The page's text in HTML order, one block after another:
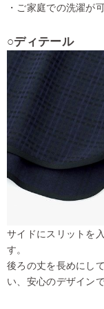
・ご家庭での洗濯が
○ディテール
サイドにスリットを
す。
後ろの丈を長めにし
い、安心のデザインで